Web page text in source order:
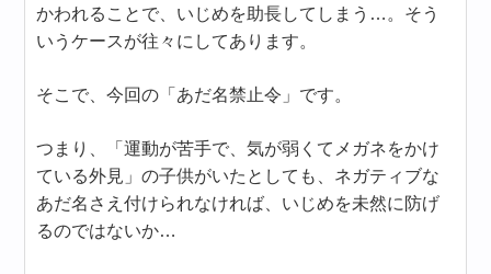
かわれることで、いじめを助長してしまう…。そう
いうケースが往々にしてあります。
そこで、今回の「あだ名禁止令」です。
つまり、「運動が苦手で、気が弱くてメガネをかけ
ている外見」の子供がいたとしても、ネガティブな
あだ名さえ付けられなければ、いじめを未然に防げ
るのではないか…